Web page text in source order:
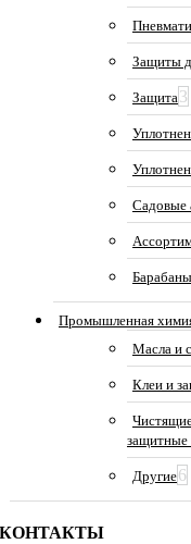
Защиты
Защита3
Садовые
Промышленная
Масла и
Клеи и
защитные
Другие6
КОНТАКТЫ